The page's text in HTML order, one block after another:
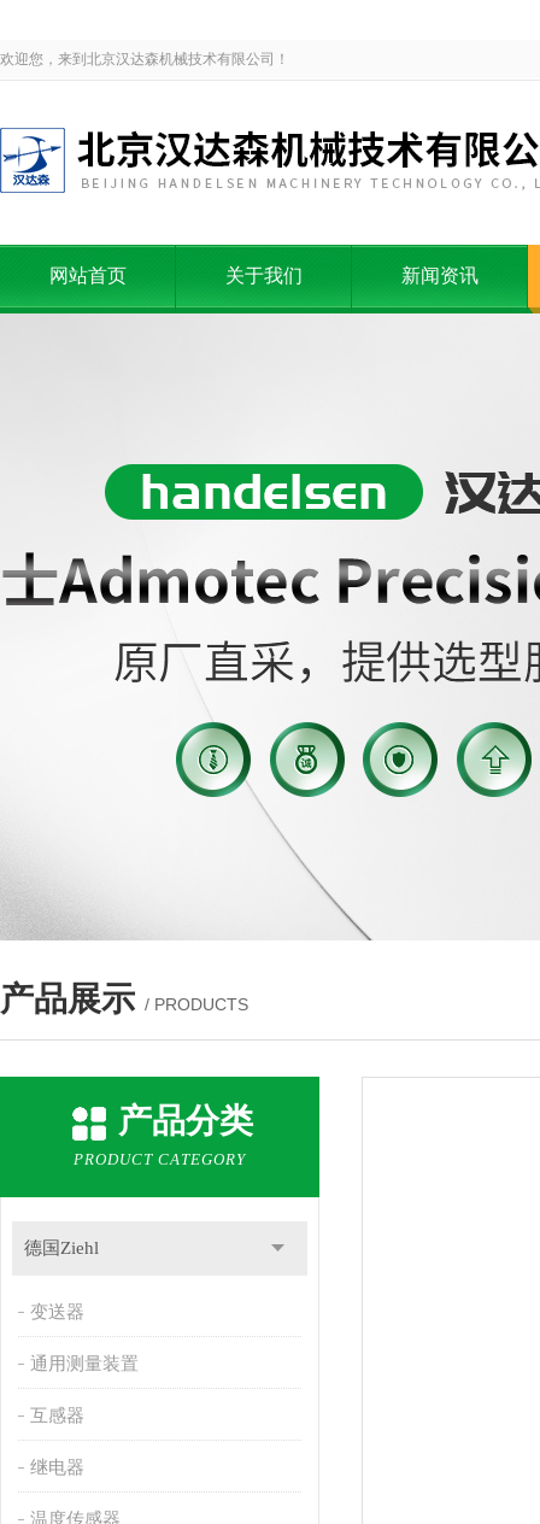
欢迎您，来到北京汉达森机械技术有限公司！
网站首页 关于我们 新闻资讯
产品展示 / PRODUCTS
产品分类
PRODUCT CATEGORY
德国Ziehl
变送器
通用测量装置
互感器
继电器
温度传感器